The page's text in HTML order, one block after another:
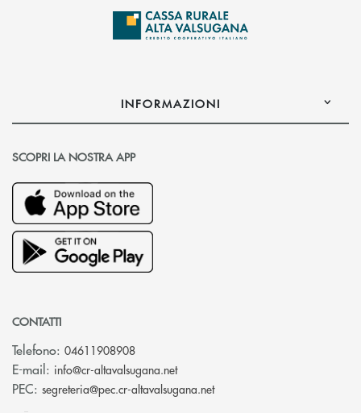
INFORMAZIONI
SCOPRI LA NOSTRA APP
CONTATTI
Telefono: 04611908908
E-mail: info@cr-altavalsugana.net(si apre l’app di posta
PEC: segreteria@pec.cr-altavalsugana.net(si apre l’app di posta